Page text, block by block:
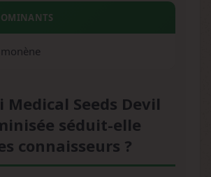
Medical Seeds Devil
séduit-elle
connaisseurs ?